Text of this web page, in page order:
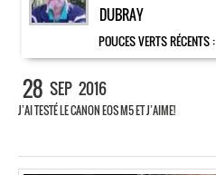
DUBRAY
POUCES VERTS RÉCENTS :
28 SEP 2016
J’AI TESTÉ LE CANON EOS M5 ET J’AIME!